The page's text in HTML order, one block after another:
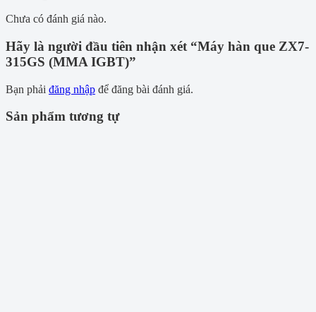
Chưa có đánh giá nào.
Hãy là người đầu tiên nhận xét “Máy hàn que ZX7-
315GS (MMA IGBT)”
Bạn phải đăng nhập để đăng bài đánh giá.
Sản phẩm tương tự